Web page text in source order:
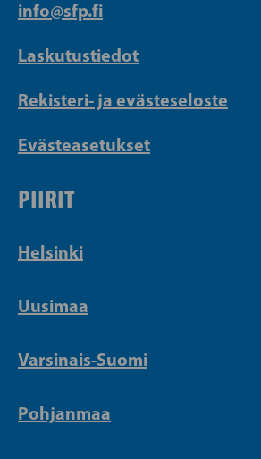
info@sfp.fi
Laskutustiedot
Rekisteri- ja evästeseloste
Evästeasetukset
PIIRIT
Helsinki
Uusimaa
Varsinais-Suomi
Pohjanmaa